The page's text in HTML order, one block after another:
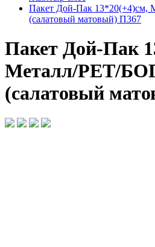
Пакет Дой-Пак 13*20(+4)см,
(салатовый матовый) П367
Пакет Дой-Пак
Металл/PET/
(салатовый